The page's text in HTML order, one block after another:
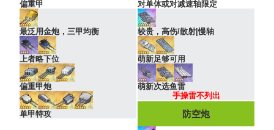
偏重甲
最泛用金炮，三甲均衡
上者略下位
偏重甲炮
单甲特攻
对单体或对减速轴限定
较贵，高伤/散射|慢轴
萌新足够可用
萌新次选鱼雷
手操雷不列出
防空炮